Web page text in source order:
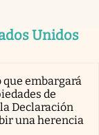
Unidos
embargará
de
Declaración
una herencia